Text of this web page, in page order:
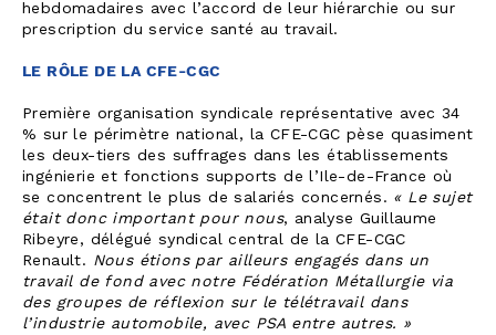
hebdomadaires avec l’accord de leur hiérarchie ou sur
prescription du service santé au travail.
LE RÔLE DE LA CFE-CGC
Première organisation syndicale représentative avec 34
% sur le périmètre national, la CFE-CGC pèse quasiment
les deux-tiers des suffrages dans les établissements
ingénierie et fonctions supports de l’Ile-de-France où
se concentrent le plus de salariés concernés. « Le sujet
était donc important pour nous, analyse Guillaume
Ribeyre, délégué syndical central de la CFE-CGC
Renault. Nous étions par ailleurs engagés dans un
travail de fond avec notre Fédération Métallurgie via
des groupes de réflexion sur le télétravail dans
l’industrie automobile, avec PSA entre autres. »